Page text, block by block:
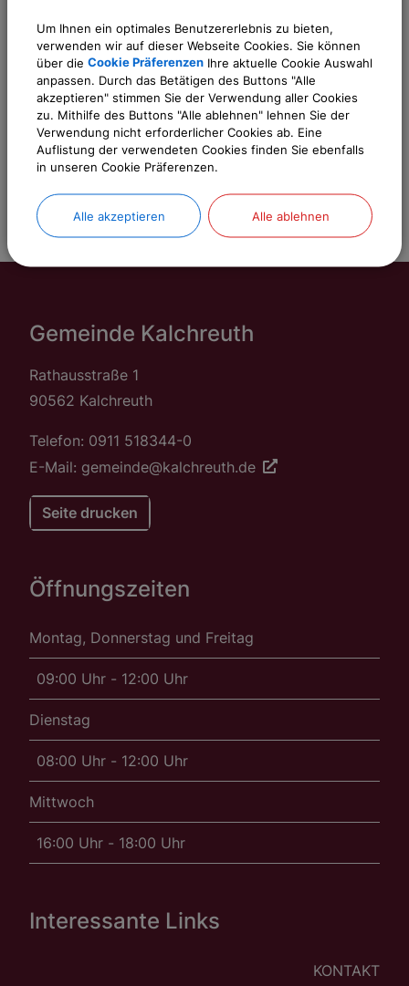
Gemeindeverwaltung.
Sachgebiete
Gemeinde Kalchreuth
Gemeinde Kalchreuth
Rathausstraße 1
90562 Kalchreuth
Telefon: 0911 518344-0
E-Mail: gemeinde@kalchreuth.de
Seite drucken
Öffnungszeiten
Montag, Donnerstag und Freitag
09:00 Uhr - 12:00 Uhr
Dienstag
08:00 Uhr - 12:00 Uhr
Mittwoch
16:00 Uhr - 18:00 Uhr
Interessante Links
KONTAKT
Um Ihnen ein optimales Benutzererlebnis zu bieten,
verwenden wir auf dieser Webseite Cookies. Sie können
über die Cookie Präferenzen Ihre aktuelle Cookie Auswahl
anpassen. Durch das Betätigen des Buttons "Alle
akzeptieren" stimmen Sie der Verwendung aller Cookies
zu. Mithilfe des Buttons "Alle ablehnen" lehnen Sie der
Verwendung nicht erforderlicher Cookies ab. Eine
Auflistung der verwendeten Cookies finden Sie ebenfalls
in unseren Cookie Präferenzen.
Alle akzeptieren Alle ablehnen